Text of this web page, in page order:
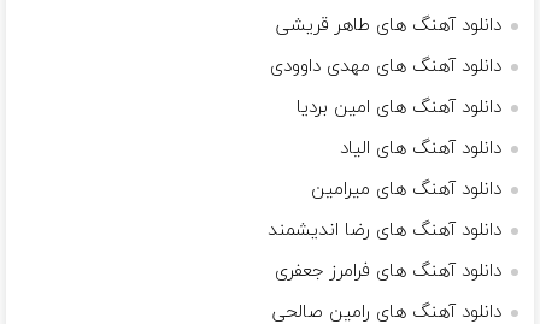
دانلود آهنگ های طاهر قریشی
دانلود آهنگ های مهدی داوودی
دانلود آهنگ های امین بردیا
دانلود آهنگ های الیاد
دانلود آهنگ های میرامین
دانلود آهنگ های رضا اندیشمند
دانلود آهنگ های فرامرز جعفری
دانلود آهنگ های رامین صالحی